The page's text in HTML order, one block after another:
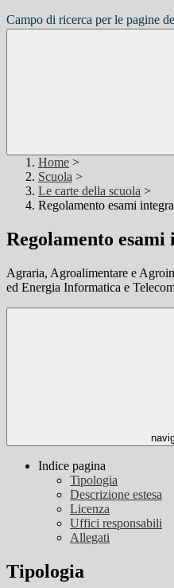
Campo di ricerca per le pagine
Home >
Scuola >
Le carte della scuola >
Regolamento esami
Regolamento
Agraria, Agroalimentare e
ed Energia Informatica e
Indice pagina
Tipologia
Descrizione estesa
Licenza
Uffici responsabili
Allegati
Tipologia